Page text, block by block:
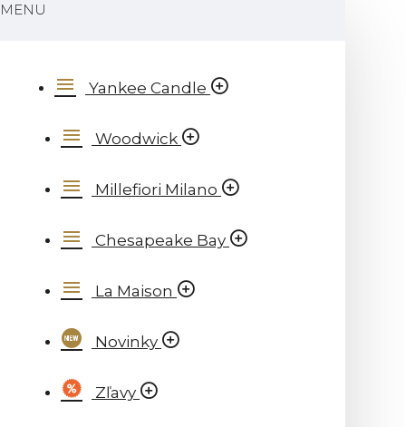
MENU
Yankee Candle
Woodwick
Millefiori Milano
Chesapeake Bay
La Maison
Novinky
Zľavy